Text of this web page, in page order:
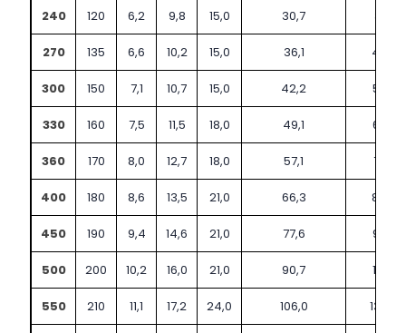
240 120 6,2 9,8 15,0 30,7 39,1
270 135 6,6 10,2 15,0 36,1 45,9
300 150 7,1 10,7 15,0 42,2 53,8
330 160 7,5 11,5 18,0 49,1 62,6
360 170 8,0 12,7 18,0 57,1 72,7
400 180 8,6 13,5 21,0 66,3 84,5
450 190 9,4 14,6 21,0 77,6 98,8
500 200 10,2 16,0 21,0 90,7 116,0
550 210 11,1 17,2 24,0 106,0 134,0